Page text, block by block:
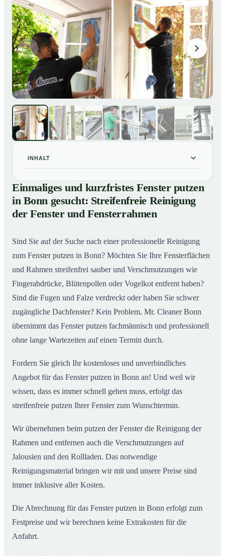
INHALT
Einmaliges und kurzfristes Fenster putzen in Bonn
gesucht: Streifenfreie Reinigung der Fenster und
Fensterrahmen
02 So putzen unsere Profis in Bonn Ihre Fenster
Einmaliges und kurzfristes Fenster putzen
in Bonn gesucht: Streifenfreie Reinigung
der Fenster und Fensterrahmen
Sind Sie auf der Suche nach einer professionelle Reinigung
zum Fenster putzen in Bonn? Möchten Sie Ihre Fensterflächen
und Rahmen streifenfrei sauber und Verschmutzungen wie
Fingerabdrücke, Blütenpollen oder Vogelkot entfernt haben?
Sind die Fugen und Falze verdreckt oder haben Sie schwer
zugängliche Dachfenster? Kein Problem. Mr. Cleaner Bonn
übernimmt das Fenster putzen fachmännisch und professionell
ohne lange Wartezeiten auf einen Termin durch.
Fordern Sie gleich Ihr kostenloses und unverbindliches
Angebot für das Fenster putzen in Bonn an! Und weil wir
wissen, dass es immer schnell gehen muss, erfolgt das
streifenfreie putzen Ihrer Fenster zum Wunschtermin.
Wir übernehmen beim putzen der Fenster die Reinigung der
Rahmen und entfernen auch die Verschmutzungen auf
Jalousien und den Rollladen. Das notwendige
Reinigungsmaterial bringen wir mit und unsere Preise sind
immer inklusive aller Kosten.
Die Abrechnung für das Fenster putzen in Bonn erfolgt zum
Festpreise und wir berechnen keine Extrakosten für die
Anfahrt.